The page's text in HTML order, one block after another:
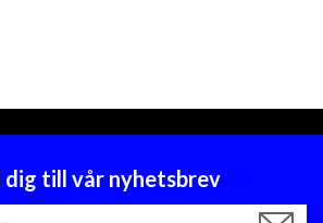
dig till vår nyhetsbrev